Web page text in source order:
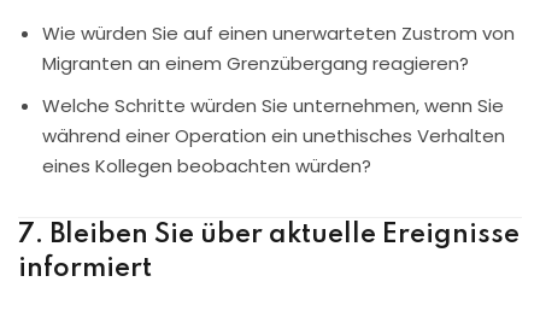
Wie würden Sie auf einen unerwarteten Zustrom von
Migranten an einem Grenzübergang reagieren?
Welche Schritte würden Sie unternehmen, wenn Sie
während einer Operation ein unethisches Verhalten
eines Kollegen beobachten würden?
7. Bleiben Sie über aktuelle Ereignisse
informiert